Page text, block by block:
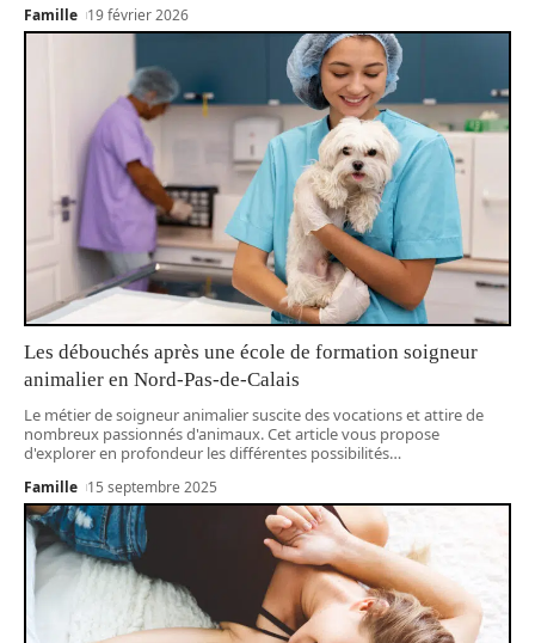
Famille 19 février 2026
Les débouchés après une école de formation soigneur
animalier en Nord-Pas-de-Calais
Le métier de soigneur animalier suscite des vocations et attire de
nombreux passionnés d'animaux. Cet article vous propose
d'explorer en profondeur les différentes possibilités…
Famille 15 septembre 2025